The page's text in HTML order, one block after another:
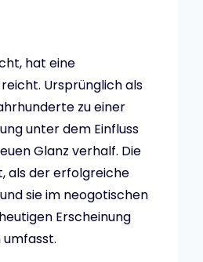
hat eine
Ursprünglich als
zu einer
unter dem Einfluss
Glanz verhalf. Die
als der erfolgreiche
sie im neogotischen
Erscheinung